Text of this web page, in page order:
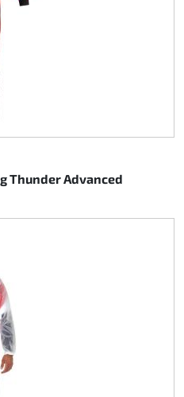
Thunder Advanced